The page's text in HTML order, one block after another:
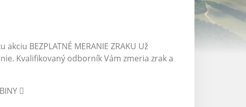
BEZPLATNÉ MERANIE ZRAKU Už
Kvalifikovaný odborník Vám zmeria zrak a
